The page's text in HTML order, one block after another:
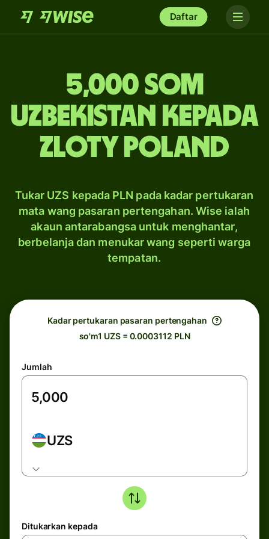
Daftar
5,000 som
Uzbekistan kepada
zloty Poland
Tukar UZS kepada PLN pada kadar pertukaran
mata wang pasaran pertengahan. Wise ialah
akaun antarabangsa untuk menghantar,
berbelanja dan menukar wang seperti warga
tempatan.
Kadar pertukaran pasaran pertengahan
so'm1 UZS = 0.0003112 PLN
Jumlah
UZS
Ditukarkan kepada